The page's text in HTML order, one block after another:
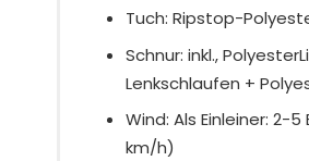
Tuch: Ripstop-
Schnur: inkl.,
Lenkschlaufen +
Wind: Als Einleiner: 2-
km/h)